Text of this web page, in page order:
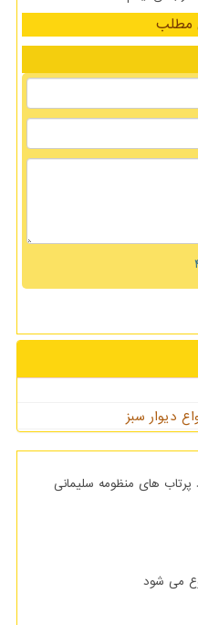
مطلب
دیوار سبز
می گیرد پرتاب های منظومه سلیمانی
می شود